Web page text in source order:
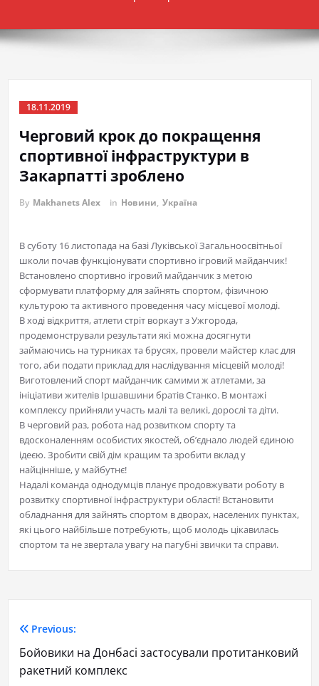
18.11.2019
Черговий крок до покращення
спортивної інфраструктури в
Закарпатті зроблено
By Makhanets Alex in Новини, Україна
В суботу 16 листопада на базі Луківської Загальноосвітньої
школи почав функціонувати спортивно ігровий майданчик!
Встановлено спортивно ігровий майданчик з метою
сформувати платформу для зайнять спортом, фізичною
культурою та активного проведення часу місцевої молоді.
В ході відкриття, атлети стріт воркаут з Ужгорода,
продемонстрували результати які можна досягнути
займаючись на турниках та брусях, провели майстер клас для
того, аби подати приклад для наслідування місцевій молоді!
Виготовлений спорт майданчик самими ж атлетами, за
ініціативи жителів Іршавшини братів Станко. В монтажі
комплексу прийняли участь малі та великі, дорослі та діти.
В черговий раз, робота над розвитком спорту та
вдосконаленням особистих якостей, об’єднало людей єдиною
ідеєю. Зробити свій дім кращим та зробити вклад у
найцінніше, у майбутнє!
Надалі команда однодумців планує продовжувати роботу в
розвитку спортивної інфраструктури області! Встановити
обладнання для зайнять спортом в дворах, населених пунктах,
які цього найбільше потребують, щоб молодь цікавилась
спортом та не звертала увагу на пагубні звички та справи.
Previous:
Бойовики на Донбасі застосували протитанковий
ракетний комплекс